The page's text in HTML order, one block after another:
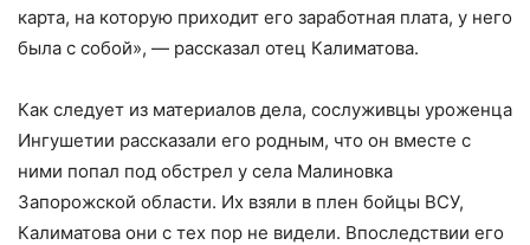
карта, на которую приходит его заработная плата, у него
была с собой», — рассказал отец Калиматова.
Как следует из материалов дела, сослуживцы уроженца
Ингушетии рассказали его родным, что он вместе с
ними попал под обстрел у села Малиновка
Запорожской области. Их взяли в плен бойцы ВСУ,
Калиматова они с тех пор не видели. Впоследствии его